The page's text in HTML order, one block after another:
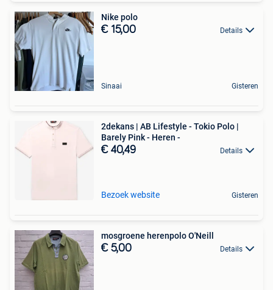
Nike polo
€ 15,00 Details
Sinaai Gisteren
2dekans | AB Lifestyle - Tokio Polo |
Barely Pink - Heren -
€ 40,49 Details
Bezoek website Gisteren
mosgroene herenpolo O'Neill
€ 5,00 Details